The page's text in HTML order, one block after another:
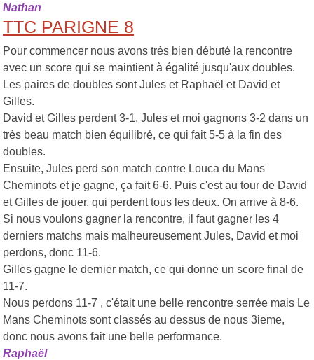
Nathan
TTC PARIGNE 8
Pour commencer nous avons très bien débuté la rencontre
avec un score qui se maintient à égalité jusqu'aux doubles.
Les paires de doubles sont Jules et Raphaël et David et
Gilles.
David et Gilles perdent 3-1, Jules et moi gagnons 3-2 dans un
très beau match bien équilibré, ce qui fait 5-5 à la fin des
doubles.
Ensuite, Jules perd son match contre Louca du Mans
Cheminots et je gagne, ça fait 6-6. Puis c'est au tour de David
et Gilles de jouer, qui perdent tous les deux. On arrive à 8-6.
Si nous voulons gagner la rencontre, il faut gagner les 4
derniers matchs mais malheureusement Jules, David et moi
perdons, donc 11-6.
Gilles gagne le dernier match, ce qui donne un score final de
11-7.
Nous perdons 11-7 , c'était une belle rencontre serrée mais Le
Mans Cheminots sont classés au dessus de nous 3ieme,
donc nous avons fait une belle performance.
Raphaël